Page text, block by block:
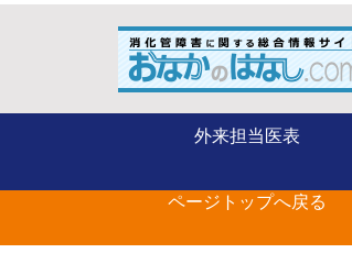
整形外科（手の外科専
ベストドクターズに選出さ
れました
外来担当医表
ページトップへ戻る